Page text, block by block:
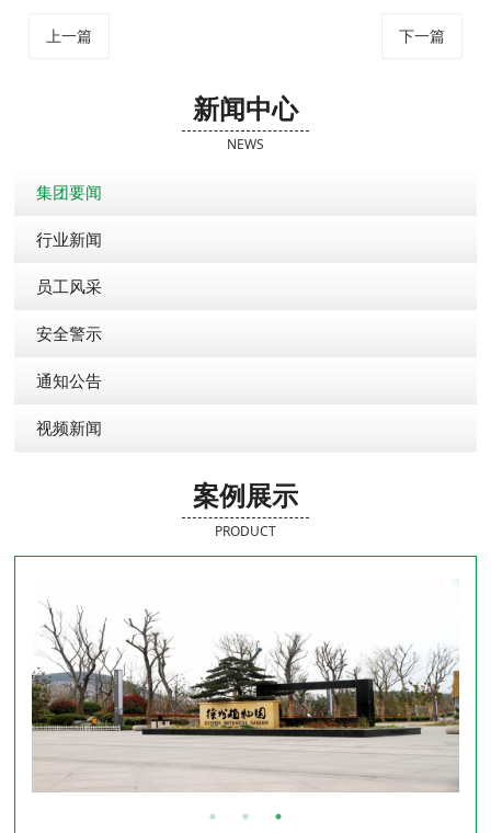
上一篇 下一篇
新闻中心
NEWS
集团要闻
行业新闻
员工风采
安全警示
通知公告
视频新闻
案例展示
PRODUCT